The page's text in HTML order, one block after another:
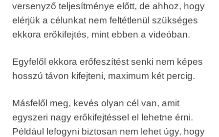
versenyző teljesítménye előtt, de ahhoz, hogy
elérjük a célunkat nem feltétlenül szükséges
ekkora erőkifejtés, mint ebben a videóban.
Egyfelől ekkora erőfeszítést senki nem képes
hosszú távon kifejteni, maximum két percig.
Másfelől meg, kevés olyan cél van, amit
egyszeri nagy erőkifejtéssel el lehetne érni.
Például lefogyni biztosan nem lehet úgy, hogy